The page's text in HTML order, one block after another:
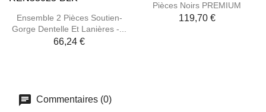
Ensemble 2 Pièces Soutien-
Gorge Dentelle Et Lanières -...
66,24 €
Pièces Noirs PREMIUM
119,70 €
Commentaires (0)